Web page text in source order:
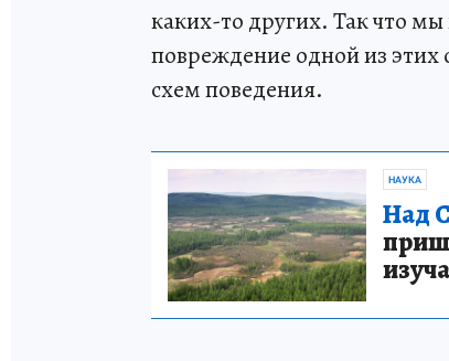
каких-то других. Так что
повреждение одной из
схем поведения.
НАУКА
Над